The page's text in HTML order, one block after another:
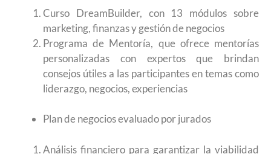
Curso DreamBuilder, con 13 módulos sobre
marketing, finanzas y gestión de negocios
Programa de Mentoría, que ofrece mentorías
personalizadas con expertos que brindan
consejos útiles a las participantes en temas como
liderazgo, negocios, experiencias
Plan de negocios evaluado por jurados
Análisis financiero para garantizar la viabilidad